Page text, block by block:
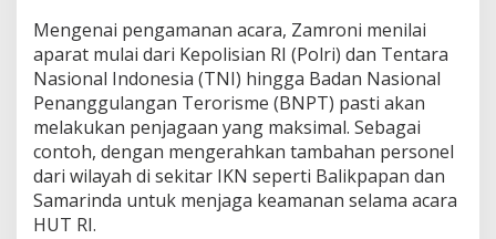
Mengenai pengamanan acara, Zamroni menilai
aparat mulai dari Kepolisian RI (Polri) dan Tentara
Nasional Indonesia (TNI) hingga Badan Nasional
Penanggulangan Terorisme (BNPT) pasti akan
melakukan penjagaan yang maksimal. Sebagai
contoh, dengan mengerahkan tambahan personel
dari wilayah di sekitar IKN seperti Balikpapan dan
Samarinda untuk menjaga keamanan selama acara
HUT RI.